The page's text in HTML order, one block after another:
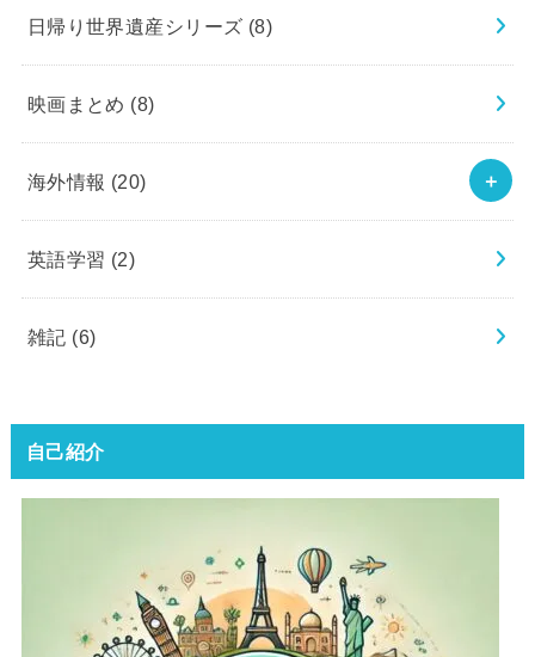
日帰り世界遺産シリーズ (8)
映画まとめ (8)
海外情報 (20)
英語学習 (2)
雑記 (6)
自己紹介